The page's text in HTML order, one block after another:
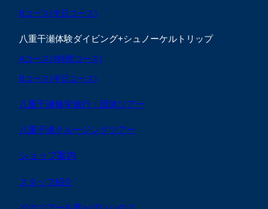
Bコース(半日コース)
八重干瀬体験ダイビング+シュノーケルトリップ
Aコース(3時間コース)
Bコース(半日コース)
八重干瀬修学旅行・団体ツアー
八重干瀬クルージングツアー
ショップ案内
スタッフ紹介